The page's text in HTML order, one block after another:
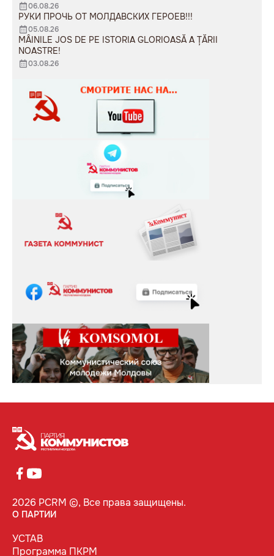
06.08.26
РУКИ ПРОЧЬ ОТ МОЛДАВСКИХ ГЕРОЕВ!!!
05.08.26
MÂINILE JOS DE PE ISTORIA GLORIOASĂ A ȚĂRII
NOASTRE!
03.08.26
2026 PCRM ©, Все права защищены.
О ПАРТИИ
УСТАВ
Программа ПКРМ